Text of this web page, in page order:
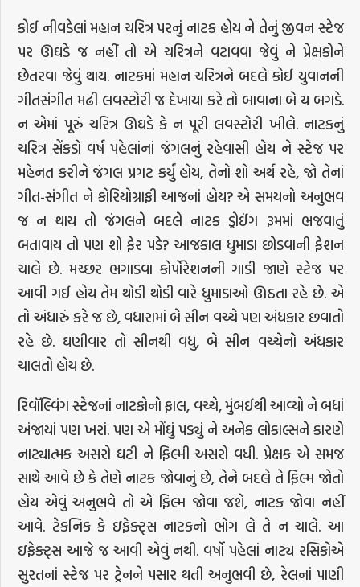
કોઈ નીવડેલાં મહાન ચરિત્ર પરનું નાટક હોય ને તેનું જીવન સ્ટેજ
પર ઊઘડે જ નહીં તો એ ચરિત્રને વટાવવા જેવું ને પ્રેક્ષકોને
છેતરવા જેવું થાય. નાટકમાં મહાન ચરિત્રને બદલે કોઈ યુવાનની
ગીતસંગીત મઢી લવસ્ટોરી જ દેખાયા કરે તો બાવાના બે ય બગડે.
ન એમાં પૂરું ચરિત્ર ઊઘડે કે ન પૂરી લવસ્ટોરી ખીલે. નાટકનું
ચરિત્ર સેંકડો વર્ષ પહેલાંનાં જંગલનું રહેવાસી હોય ને સ્ટેજ પર
મહેનત કરીને જંગલ પ્રગટ કર્યું હોય, તેનો શો અર્થ રહે, જો તેનાં
ગીત-સંગીત ને કોરિયોગ્રાફી આજનાં હોય? એ સમયનો અનુભવ
જ ન થાય તો જંગલને બદલે નાટક ડ્રોઈંગ રૂમમાં ભજવાતું
બતાવાય તો પણ શો ફેર પડે? આજકાલ ધુમાડા છોડવાની ફેશન
ચાલે છે. મચ્છર ભગાડવા કોર્પોરેશનની ગાડી જાણે સ્ટેજ પર
આવી ગઈ હોય તેમ થોડી થોડી વારે ધુમાડાઓ ઊઠતા રહે છે. એ
તો અંધારું કરે જ છે, વધારામાં બે સીન વચ્ચે પણ અંધકાર છવાતો
રહે છે. ઘણીવાર તો સીનથી વધુ, બે સીન વચ્ચેનો અંધકાર
ચાલતો હોય છે.
રિવૉલ્વિંગ સ્ટેજનાં નાટકોનો ફાલ, વચ્ચે, મુંબઈથી આવ્યો ને બધાં
અંજાયાં પણ ખરાં. પણ એ મોંઘું પડ્યું ને અનેક લોકાલ્સને કારણે
નાટ્યાત્મક અસરો ઘટી ને ફિલ્મી અસરો વધી. પ્રેક્ષક એ સમજ
સાથે આવે છે કે તેણે નાટક જોવાનું છે, તેને બદલે તે ફિલ્મ જોતો
હોય એવું અનુભવે તો એ ફિલ્મ જોવા જશે, નાટક જોવા નહીં
આવે. ટેકનિક કે ઇફેક્ટ્સ નાટકનો ભોગ લે તે ન ચાલે. આ
ઇફેક્ટ્સ આજે જ આવી એવું નથી. વર્ષો પહેલાં નાટ્ય રસિકોએ
સુરતનાં સ્ટેજ પર ટ્રેનને પસાર થતી અનુભવી છે, રેલનાં પાણી